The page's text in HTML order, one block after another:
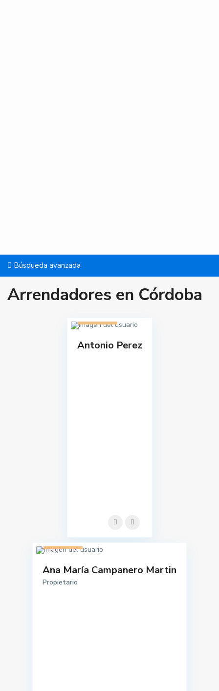
Búsqueda avanzada
Arrendadores en Córdoba
Antonio Perez
Ana María Campanero Martin
Propietario